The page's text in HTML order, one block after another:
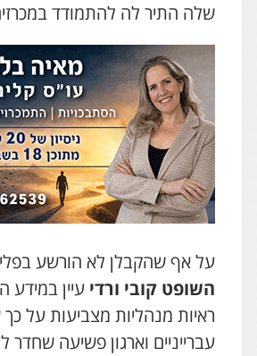
שלה התיר לה להתמודד במכרזים בהיקף
על אף שהקבלן לא הורשע
השופט קובי ורדי עיין במידע
ראיות מנהליות מצביעות על
עברייניים וארגון פשיעה שחדר